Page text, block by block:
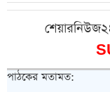
পাঠকের মতামত: